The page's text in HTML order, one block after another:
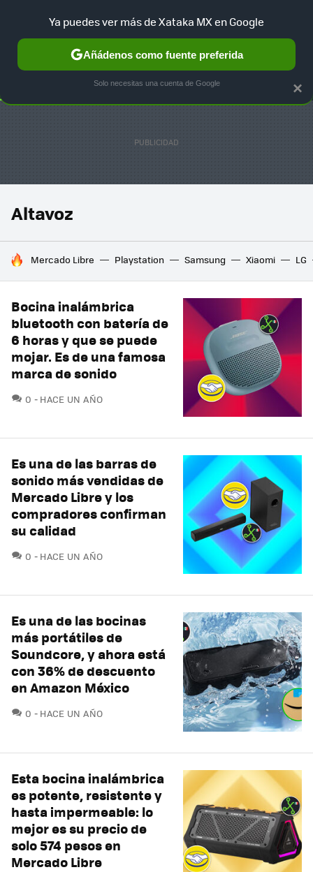
SELECCIÓN GAMING HOME AUTO TERRITORIO
Altavoz
HOY SE HABLA DE
Mercado Libre Playstation Samsung Xiaomi LG
Bocina inalámbrica
bluetooth con batería de
6 horas y que se puede
mojar. Es de una famosa
marca de sonido
0 COMENTARIOS
HACE UN AÑO
Es una de las barras de
sonido más vendidas de
Mercado Libre y los
compradores confirman
su calidad
0 COMENTARIOS
HACE UN AÑO
Es una de las bocinas
más portátiles de
Soundcore, y ahora está
con 36% de descuento
en Amazon México
0 COMENTARIOS
HACE UN AÑO
Esta bocina inalámbrica
es potente, resistente y
hasta impermeable: lo
mejor es su precio de
solo 574 pesos en
Mercado Libre
×
Ya puedes ver más de Xataka MX en Google
Añádenos como fuente preferida
Solo necesitas una cuenta de Google